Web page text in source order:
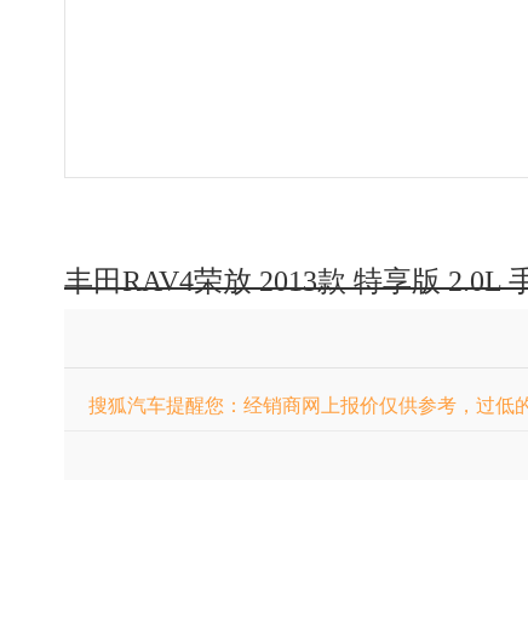
丰田RAV4荣放 2013款 特享版 2.0L
搜狐汽车提醒您：经销商网上报价仅供参考，过低